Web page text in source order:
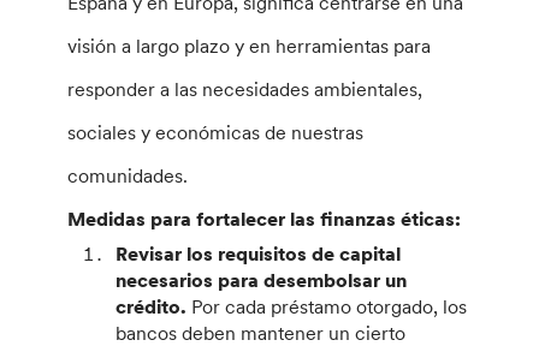
visión a largo plazo y en herramientas para
responder a las necesidades ambientales,
sociales y económicas de nuestras
comunidades.
Medidas para fortalecer las finanzas éticas:
Revisar los requisitos de capital
necesarios para desembolsar un
crédito. Por cada préstamo otorgado, los
bancos deben mantener un cierto